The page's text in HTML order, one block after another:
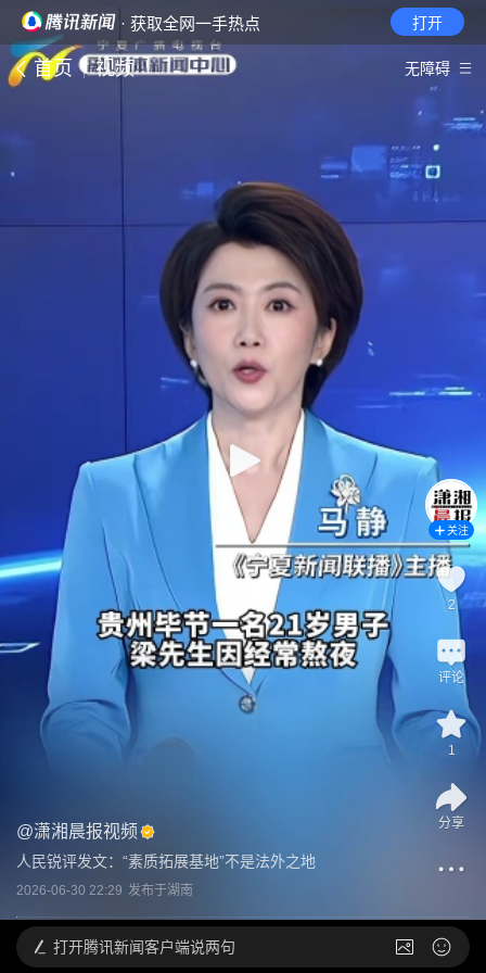
· 获取全网一手热点 打开
首页 视频 无障碍
@潇湘晨报视频
人民锐评发文：“素质拓展基地”不是法外之地
2026-06-30 22:29 发布于湖南
关注
2
评论
1
分享
打开腾讯新闻客户端说两句